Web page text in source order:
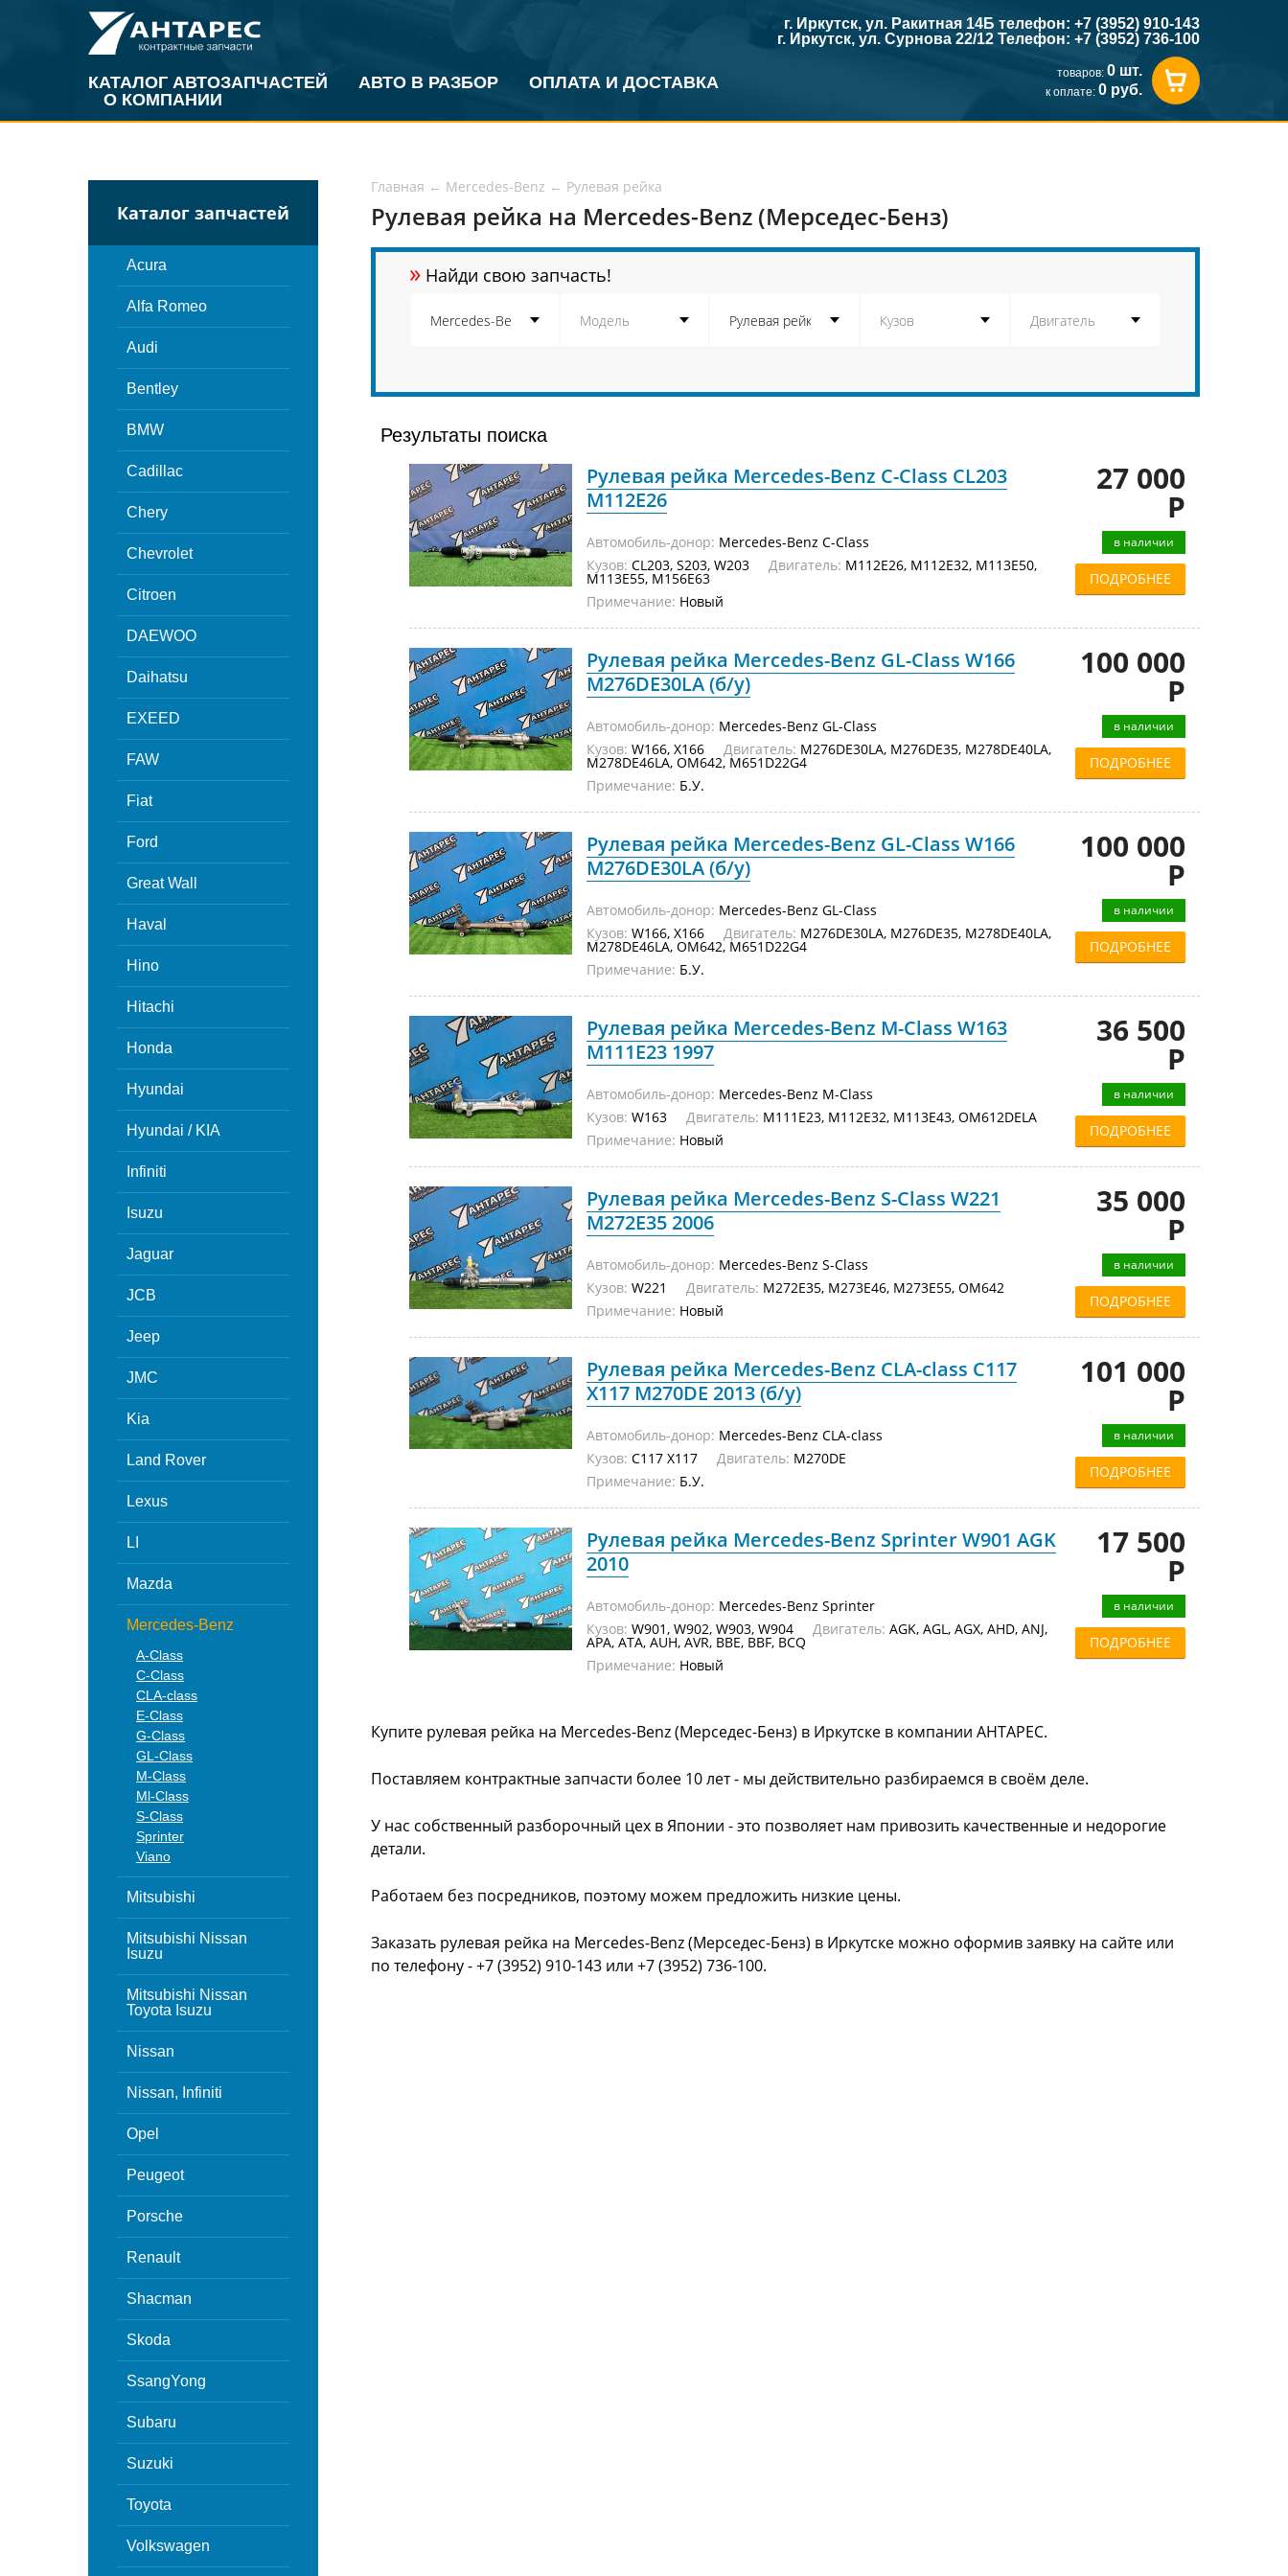
КАТАЛОГ АВТОЗАПЧАСТЕЙ АВТО В РАЗБОР
ОПЛАТА И ДОСТАВКА
О КОМПАНИИ
г. Иркутск, ул. Ракитная 14Б телефон: +7 (3952) 910-143
г. Иркутск, ул. Сурнова 22/12 Телефон: +7 (3952) 736-100
товаров: 0 шт.
к оплате: 0 руб.
Каталог запчастей
Acura
Alfa Romeo
Audi
Bentley
BMW
Cadillac
Chery
Chevrolet
Citroen
DAEWOO
Daihatsu
EXEED
FAW
Fiat
Ford
Great Wall
Haval
Hino
Hitachi
Honda
Hyundai
Hyundai / KIA
Infiniti
Isuzu
Jaguar
JCB
Jeep
JMC
Kia
Land Rover
Lexus
LI
Mazda
Mercedes-Benz
A-Class
C-Class
CLA-class
E-Class
G-Class
GL-Class
M-Class
Ml-Class
S-Class
Sprinter
Viano
Mitsubishi
Mitsubishi Nissan
Isuzu
Mitsubishi Nissan
Toyota Isuzu
Nissan
Nissan, Infiniti
Opel
Peugeot
Porsche
Renault
Shacman
Skoda
SsangYong
Subaru
Suzuki
Toyota
Volkswagen
Главная ← Mercedes-Benz ← Рулевая рейка
Рулевая рейка на Mercedes-Benz (Мерседес-Бенз)
» Найди свою запчасть!
Результаты поиска
Рулевая рейка Mercedes-Benz C-Class CL203
M112E26
Автомобиль-донор: Mercedes-Benz C-Class
Кузов: CL203, S203, W203 Двигатель: M112E26, M112E32, M113E50,
M113E55, M156E63
Примечание: Новый
27 000
Р
в наличии
ПОДРОБНЕЕ
Рулевая рейка Mercedes-Benz GL-Class W166
M276DE30LA (б/у)
Автомобиль-донор: Mercedes-Benz GL-Class
Кузов: W166, X166 Двигатель: M276DE30LA, M276DE35, M278DE40LA,
M278DE46LA, OM642, M651D22G4
Примечание: Б.У.
100 000
Р
в наличии
ПОДРОБНЕЕ
Рулевая рейка Mercedes-Benz GL-Class W166
M276DE30LA (б/у)
Автомобиль-донор: Mercedes-Benz GL-Class
Кузов: W166, X166 Двигатель: M276DE30LA, M276DE35, M278DE40LA,
M278DE46LA, OM642, M651D22G4
Примечание: Б.У.
100 000
Р
в наличии
ПОДРОБНЕЕ
Рулевая рейка Mercedes-Benz M-Class W163
M111E23 1997
Автомобиль-донор: Mercedes-Benz M-Class
Кузов: W163 Двигатель: M111E23, M112E32, M113E43, OM612DELA
Примечание: Новый
36 500
Р
в наличии
ПОДРОБНЕЕ
Рулевая рейка Mercedes-Benz S-Class W221
M272E35 2006
Автомобиль-донор: Mercedes-Benz S-Class
Кузов: W221 Двигатель: M272E35, M273E46, M273E55, OM642
Примечание: Новый
35 000
Р
в наличии
ПОДРОБНЕЕ
Рулевая рейка Mercedes-Benz CLA-class C117
X117 M270DE 2013 (б/у)
Автомобиль-донор: Mercedes-Benz CLA-class
Кузов: C117 X117 Двигатель: M270DE
Примечание: Б.У.
101 000
Р
в наличии
ПОДРОБНЕЕ
Рулевая рейка Mercedes-Benz Sprinter W901 AGK
2010
Автомобиль-донор: Mercedes-Benz Sprinter
Кузов: W901, W902, W903, W904 Двигатель: AGK, AGL, AGX, AHD, ANJ,
APA, ATA, AUH, AVR, BBE, BBF, BCQ
Примечание: Новый
17 500
Р
в наличии
ПОДРОБНЕЕ
Купите рулевая рейка на Mercedes-Benz (Мерседес-Бенз) в Иркутске в компании АНТАРЕС.
Поставляем контрактные запчасти более 10 лет - мы действительно разбираемся в своём деле.
У нас собственный разборочный цех в Японии - это позволяет нам привозить качественные и недорогие
детали.
Работаем без посредников, поэтому можем предложить низкие цены.
Заказать рулевая рейка на Mercedes-Benz (Мерседес-Бенз) в Иркутске можно оформив заявку на сайте или
по телефону - +7 (3952) 910-143 или +7 (3952) 736-100.